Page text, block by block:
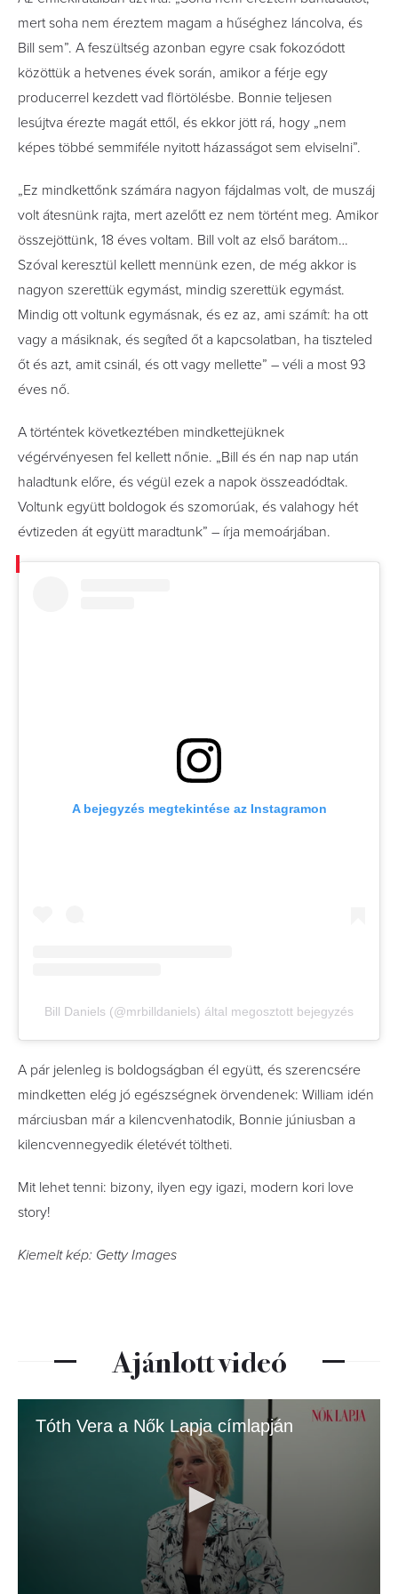
mert soha nem éreztem magam a hűséghez láncolva, és
Bill sem”. A feszültség azonban egyre csak fokozódott
közöttük a hetvenes évek során, amikor a férje egy
producerrel kezdett vad flörtölésbe. Bonnie teljesen
lesújtva érezte magát ettől, és ekkor jött rá, hogy „nem
képes többé semmiféle nyitott házasságot sem elviselni”.
„Ez mindkettőnk számára nagyon fájdalmas volt, de muszáj
volt átesnünk rajta, mert azelőtt ez nem történt meg. Amikor
összejöttünk, 18 éves voltam. Bill volt az első barátom…
Szóval keresztül kellett mennünk ezen, de még akkor is
nagyon szerettük egymást, mindig szerettük egymást.
Mindig ott voltunk egymásnak, és ez az, ami számít: ha ott
vagy a másiknak, és segíted őt a kapcsolatban, ha tiszteled
őt és azt, amit csinál, és ott vagy mellette” – véli a most 93
éves nő.
A történtek következtében mindkettejüknek
végérvényesen fel kellett nőnie. „Bill és én nap nap után
haladtunk előre, és végül ezek a napok összeadódtak.
Voltunk együtt boldogok és szomorúak, és valahogy hét
évtizeden át együtt maradtunk” – írja memoárjában.
A bejegyzés megtekintése az Instagramon
Bill Daniels (@mrbilldaniels) által megosztott bejegyzés
A pár jelenleg is boldogságban él együtt, és szerencsére
mindketten elég jó egészségnek örvendenek: William idén
márciusban már a kilencvenhatodik, Bonnie júniusban a
kilencvennegyedik életévét töltheti.
Mit lehet tenni: bizony, ilyen egy igazi, modern kori love
story!
Kiemelt kép: Getty Images
Ajánlott videó
Tóth Vera a Nők Lapja címlapján